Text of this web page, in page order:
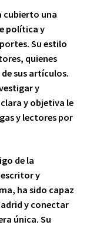
cubierto una
política y
Su estilo
quienes
sus artículos.
y
y objetiva le
y lectores por
de la
y
ha sido capaz
y conectar
única. Su